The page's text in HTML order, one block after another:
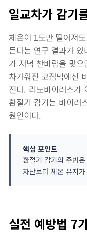
일교차가 감기
체온이 1도만 떨어져
든다는 연구 결과가
가 저녁 찬바람을 맞
차가워진 코점막에선
진다. 리노바이러스가
환절기 감기는 바이러
원인이다.
핵심 포인트
환절기 감기의 주범
차단보다 체온 유지
실전 예방법 7